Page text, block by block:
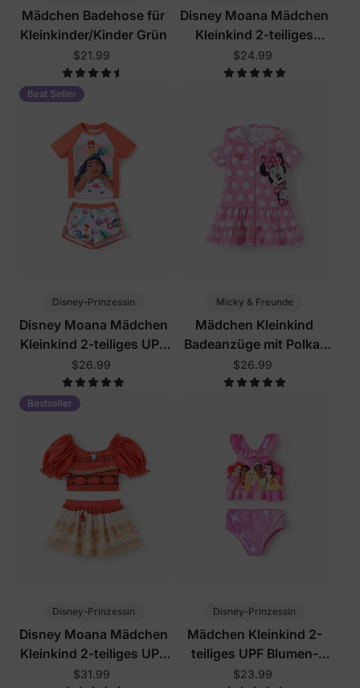
Mädchen Badehose für
Kleinkinder/Kinder Grün
$21.99
Disney Moana Mädchen
Kleinkind 2-teiliges
Rashguard-Badeanzug-
Set Orange
$24.99
Best Seller
Disney-Prinzessin
Disney Moana Mädchen
Kleinkind 2-teiliges UPF
Badeanzug-Set Orange
$26.99
Micky & Freunde
Mädchen Kleinkind
Badeanzüge mit Polka-
Dots
$26.99
Bestseller
Disney-Prinzessin
Disney Moana Mädchen
Kleinkind 2-teiliges UPF
Badeanzug-Set
$31.99
Disney-Prinzessin
Mädchen Kleinkind 2-
teiliges UPF Blumen-
Badeanzug-Set Pink
$23.99